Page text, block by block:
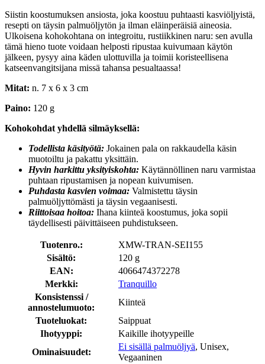
Siistin koostumuksen ansiosta, joka koostuu puhtaasti kasviöljyistä,
resepti on täysin palmuöljytön ja ilman eläinperäisiä aineosia.
Ulkoisena kohokohtana on integroitu, rustiikkinen naru: sen avulla
tämä hieno tuote voidaan helposti ripustaa kuivumaan käytön
jälkeen, pysyy aina käden ulottuvilla ja toimii koristeellisena
katseenvangitsijana missä tahansa pesualtaassa!
Mitat: n. 7 x 6 x 3 cm
Paino: 120 g
Kohokohdat yhdellä silmäyksellä:
Todellista käsityötä: Jokainen pala on rakkaudella käsin
muotoiltu ja pakattu yksittäin.
Hyvin harkittu yksityiskohta: Käytännöllinen naru varmistaa
puhtaan ripustamisen ja nopean kuivumisen.
Puhdasta kasvien voimaa: Valmistettu täysin
palmuöljyttömästi ja täysin vegaanisesti.
Riittoisaa hoitoa: Ihana kiinteä koostumus, joka sopii
täydellisesti päivittäiseen puhdistukseen.
Tuotenro.:
XMW-TRAN-SEI155
Sisältö:
120 g
EAN:
4066474372278
Merkki:
Tranquillo
Konsistenssi /
annostelumuoto:
Kiinteä
Tuoteluokat:
Saippuat
Ihotyyppi:
Kaikille ihotyypeille
Ominaisuudet:
Ei sisällä palmuöljyä, Unisex,
Vegaaninen